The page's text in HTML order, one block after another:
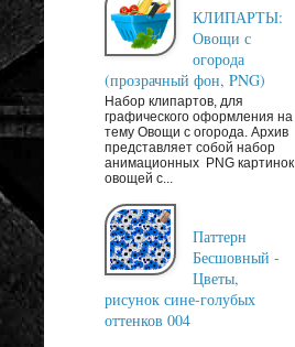
КЛИПАРТЫ:
Овощи с
огорода
(прозрачный фон, PNG)
Набор клипартов, для
графического оформления на
тему Овощи с огорода. Архив
представляет собой набор
анимационных PNG картинок
овощей с...
Паттерн
Бесшовный -
Цветы,
рисунок сине-голубых
оттенков 004